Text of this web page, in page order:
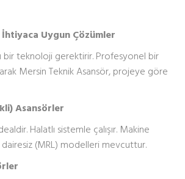
Uygun Çözümler
bir teknoloji gerektirir. Profesyonel bir
Mersin Teknik Asansör, projeye göre
Asansörler
Halatlı sistemle çalışır. Makine
(MRL) modelleri mevcuttur.